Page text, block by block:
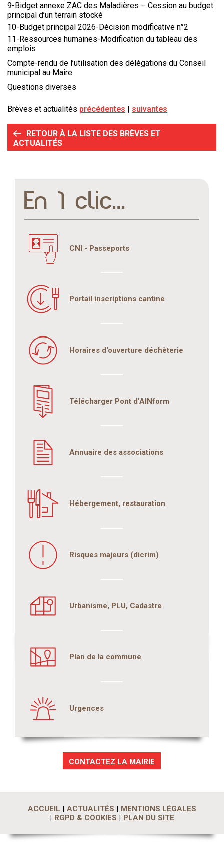
9-Bidget annexe ZAC des Maladières – Cession au budget
principal d’un terrain stocké
10-Budget principal 2026-Décision modificative n°2
11-Ressources humaines-Modification du tableau des
emplois
Compte-rendu de l’utilisation des délégations du Conseil
municipal au Maire
Questions diverses
Brèves et actualités précédentes suivantes
RETOUR À LA LISTE DES BRÈVES ET
ACTUALITÉS
En 1 clic...
CNI - Passeports
Portail inscriptions cantine
Horaires d'ouverture déchèterie
Télécharger Pont d’AINform
Annuaire des associations
Hébergement, restauration
Risques majeurs (dicrim)
Urbanisme, PLU, Cadastre
Plan de la commune
Urgences
CONTACTEZ LA MAIRIE
ACCUEIL ACTUALITÉS
MENTIONS LÉGALES
RGPD & COOKIES
PLAN DU SITE